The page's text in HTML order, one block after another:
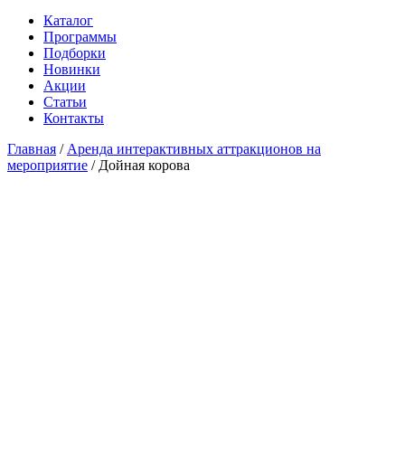
Каталог
Программы
Подборки
Новинки
Акции
Статьи
Контакты
Главная / Аренда интерактивных аттракционов на
мероприятие / Дойная корова